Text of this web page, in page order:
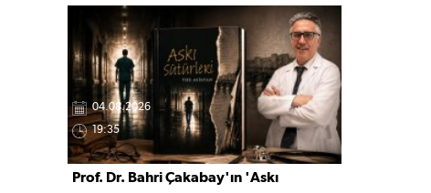
Gözünü Avrupa ve Dünya
şampiyonluklarına diken Keskin, yeni
başarılar için çalışmalarını sürdürüyor.
04.08.2026
19:35
Prof. Dr. Bahri Çakabay'ın 'Askı